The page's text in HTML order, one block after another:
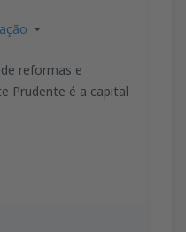
reformas e
Prudente é a capital